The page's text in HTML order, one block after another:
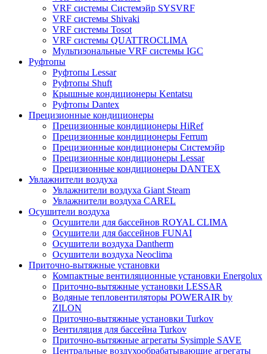
VRF системы Системэйр SYSVRF
VRF системы Shivaki
VRF системы Tosot
VRF системы QUATTROCLIMA
Мультизональные VRF системы IGC
Руфтопы
Руфтопы Lessar
Руфтопы Shuft
Крышные кондиционеры Kentatsu
Руфтопы Dantex
Прецизионные кондиционеры
Прецизионные кондиционеры HiRef
Прецизионные кондиционеры Ferrum
Прецизионные кондиционеры Системэйр
Прецизионные кондиционеры Lessar
Прецизионные кондиционеры DANTEX
Увлажнители воздуха
Увлажнители воздуха Giant Steam
Увлажнители воздуха CAREL
Осушители воздуха
Осушители для бассейнов ROYAL CLIMA
Осушители для бассейнов FUNAI
Осушители воздуха Dantherm
Осушители воздуха Neoclima
Приточно-вытяжные установки
Компактные вентиляционные установки Energolux
Приточно-вытяжные установки LESSAR
Водяные тепловентиляторы POWERAIR by
ZILON
Приточно-вытяжные установки Turkov
Вентиляция для бассейна Turkov
Приточно-вытяжные агрегаты Sysimple SAVE
Центральные воздухообрабатывающие агрегаты